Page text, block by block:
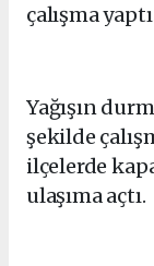
çalışma
Yağışın
şekilde
ilçelerde
ulaşıma açtı.